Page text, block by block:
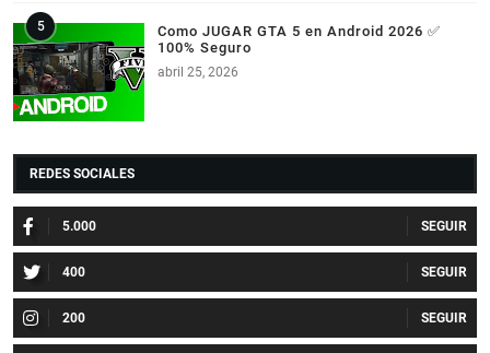
Como JUGAR GTA 5 en Android 2026 ✅
100% Seguro
abril 25, 2026
REDES SOCIALES
5.000
400
200